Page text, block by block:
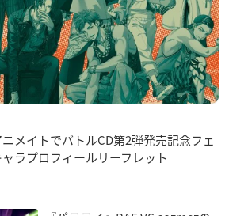
ニメイトでバトルCD第2弾発売記念フェ
ラプロフィールリーフレット